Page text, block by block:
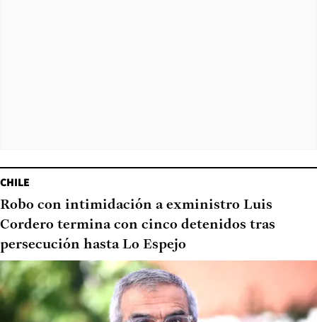
CHILE
Robo con intimidación a exministro Luis
Cordero termina con cinco detenidos tras
persecución hasta Lo Espejo